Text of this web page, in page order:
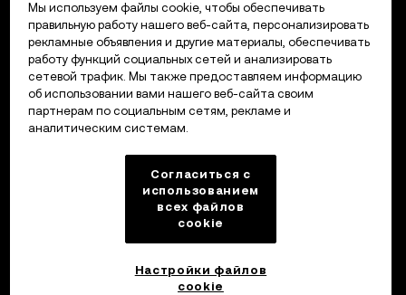
Мы используем файлы cookie, чтобы обеспечивать
правильную работу нашего веб-сайта, персонализировать
рекламные объявления и другие материалы, обеспечивать
работу функций социальных сетей и анализировать
сетевой трафик. Мы также предоставляем информацию
об использовании вами нашего веб-сайта своим
партнерам по социальным сетям, рекламе и
аналитическим системам.
Согласиться с
использованием
всех файлов
cookie
Настройки файлов
cookie